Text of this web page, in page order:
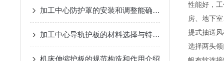
加工中心防护罩的安装和调整能确保有效的防护效果
加工中心导轨护板的材料选择与特点说明
机床伸缩护板的规范构造和作用介绍
性能好，
房、地下
提式抽送
选择两头